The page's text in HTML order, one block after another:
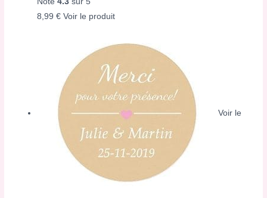
8,99€ Voir le produit
Voir le